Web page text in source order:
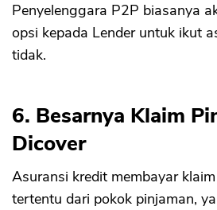
Penyelenggara P2P biasanya
opsi kepada Lender untuk ikut
tidak.
6. Besarnya Klaim
Dicover
Asuransi kredit membayar
tertentu dari pokok pinjaman,